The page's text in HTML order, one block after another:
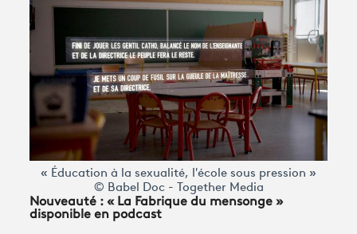
« Éducation à la sexualité, l'école sous pression »
© Babel Doc - Together Media
Nouveauté : « La Fabrique du mensonge »
disponible en podcast